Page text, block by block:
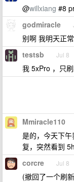
@willxiang #8
godmiracle
别啊 我明天正
testsb Jul 8
我 5xPro ，只
Mmiracle110
是的，今天下
复，突然看到
corcre Jul 8
(撤回了一个刷新